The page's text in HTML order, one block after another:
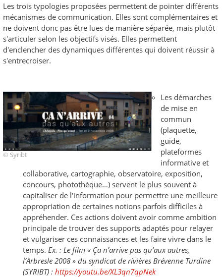
Les trois typologies proposées permettent de pointer différents
mécanismes de communication. Elles sont complémentaires et
ne doivent donc pas être lues de manière séparée, mais plutôt
s'articuler selon les objectifs visés. Elles permettent
d'enclencher des dynamiques différentes qui doivent réussir à
s'entrecroiser.
© Syribt
Les démarches
de mise en
commun
(plaquette,
guide,
plateformes
informative et
collaborative, cartographie, observatoire, exposition,
concours, photothèque…) servent le plus souvent à
capitaliser de l'information pour permettre une meilleure
appropriation de certaines notions parfois difficiles à
appréhender. Ces actions doivent avoir comme ambition
principale de trouver des supports adaptés pour relayer
et vulgariser ces connaissances et les faire vivre dans le
temps. Ex. : Le film « Ça n’arrive pas qu’aux autres,
l’Arbresle 2008 » du syndicat de rivières Brévenne Turdine
(SYRIBT) : https://youtu.be/XL3qn7qpNek